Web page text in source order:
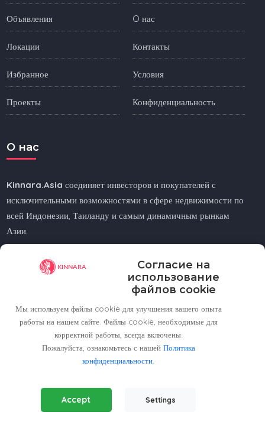
Согласие на
использование
файлов cookie
Мы используем файлы cookie для улучшения вашего опыта
работы на нашем сайте. Файлы cookie, необходимые для
корректной работы, всегда включены.
Пожалуйста, ознакомьтесь с нашей Политика
конфиденциальности
Essential Cookies(Always Active)
Required for the website to function properly.
Accept Settings
Объявления
Локации
Избранное
Проекты
O нас
Контакты
Условия
Конфиденциальность
O нас
Kinnara.Asia соединяет инвесторов и покупателей с
исключительными возможностями в сфере недвижимости по
всей Индонезии, Таиланду и самым динамичным рынкам
Азии.
Kinnara.Asiaпоможет вам найти идеальный дом или
Regional Offices
58, 9 Lagoon Rd, Choeng Thale
Thalang District, Phuket, 83110, Thailand